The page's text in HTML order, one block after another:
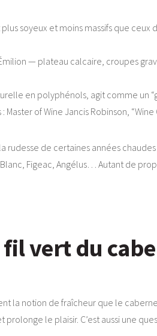
plus soyeux et moins massifs que
— plateau calcaire, croupes
en polyphénols, agit comme un
of Wine Jancis Robinson, “Wine
rudesse de certaines années
Figeac, Angélus… Autant de
fil vert du
la notion de fraîcheur que le
le plaisir. C’est aussi une